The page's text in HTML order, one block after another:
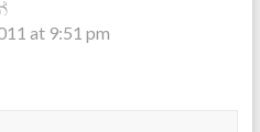
at 9:51 pm